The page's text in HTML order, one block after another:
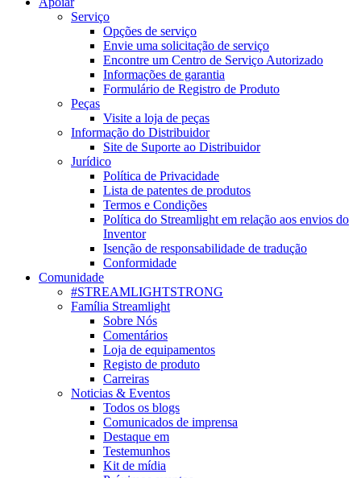
Serviço
Opções de serviço
Envie uma solicitação de serviço
Encontre um Centro de Serviço Autorizado
Informações de garantia
Formulário de Registro de Produto
Peças
Visite a loja de peças
Informação do Distribuidor
Site de Suporte ao Distribuidor
Jurídico
Política de Privacidade
Lista de patentes de produtos
Termos e Condições
Política do Streamlight em relação aos envios do
Inventor
Isenção de responsabilidade de tradução
Conformidade
Comunidade
#STREAMLIGHTSTRONG
Família Streamlight
Sobre Nós
Comentários
Loja de equipamentos
Registo de produto
Carreiras
Noticias & Eventos
Todos os blogs
Comunicados de imprensa
Destaque em
Testemunhos
Kit de mídia